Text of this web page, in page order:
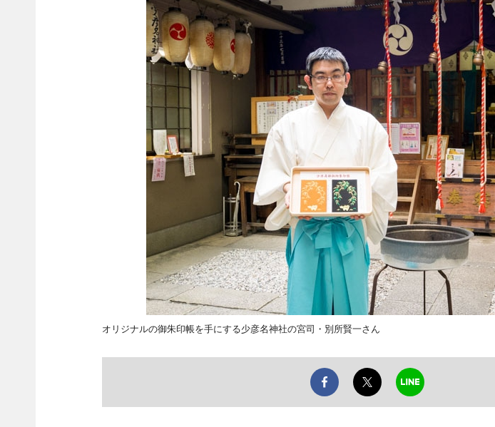
オリジナルの御朱印帳を手にする少彦名神社の宮司・別所賢一さん